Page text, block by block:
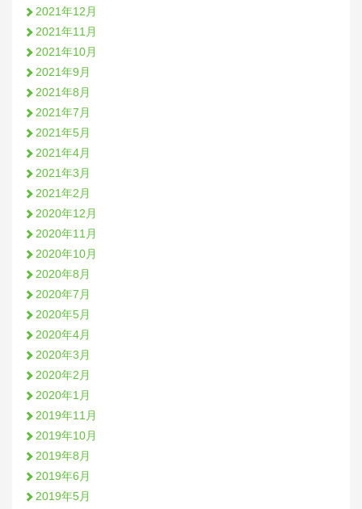
2021年12月
2021年11月
2021年10月
2021年9月
2021年8月
2021年7月
2021年5月
2021年4月
2021年3月
2021年2月
2020年12月
2020年11月
2020年10月
2020年8月
2020年7月
2020年5月
2020年4月
2020年3月
2020年2月
2020年1月
2019年11月
2019年10月
2019年8月
2019年6月
2019年5月